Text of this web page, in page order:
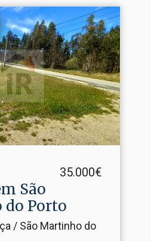
35.000€
São
Porto
/ São Martinho do